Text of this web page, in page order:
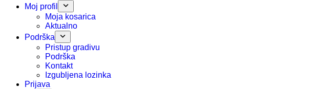
Moj profil
Moja kosarica
Aktualno
Podrška
Pristup gradivu
Podrška
Kontakt
Izgubljena lozinka
Prijava